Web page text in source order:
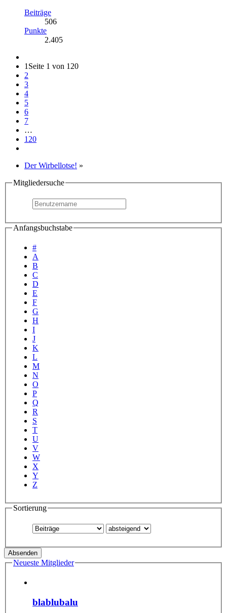
Beiträge
506
Punkte
2.405
1 Seite 1 von 120
2
3
4
5
6
7
…
120
Der Wirbellotse! »
Mitgliedersuche
Anfangsbuchstabe
#
A
B
C
D
E
F
G
H
I
J
K
L
M
N
O
P
Q
R
S
T
U
V
W
X
Y
Z
Sortierung
Neueste Mitglieder
blablubalu